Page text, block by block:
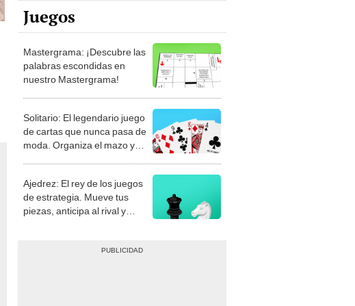
Juegos
Mastergrama: ¡Descubre las
palabras escondidas en
nuestro Mastergrama!
Solitario: El legendario juego
de cartas que nunca pasa de
moda. Organiza el mazo y
Ajedrez: El rey de los juegos
de estrategia. Mueve tus
piezas, anticipa al rival y